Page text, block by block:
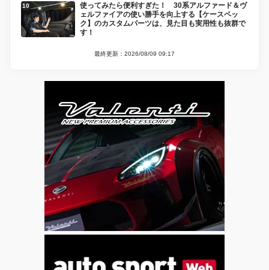
使ってみたら便利すぎた！ 30系アルファード＆ヴ
ェルファイアの使い勝手を向上する【ケースペッ
ク】のカスタムパーツは、見た目も実用性も抜群で
す！
最終更新：2026/08/09 09:17